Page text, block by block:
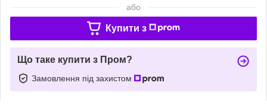
або
Купити з
Що таке купити з Пром?
Замовлення під захистом